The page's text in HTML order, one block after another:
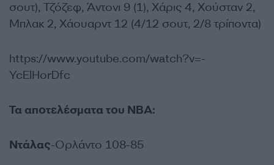
σουτ), Τζόζεφ, Άντονι 9 (1), Χάρις 4, Χούσταν 2,
Μπλακ 2, Χάουαρντ 12 (4/12 σουτ, 2/8 τρίποντα)
https://www.youtube.com/watch?v=-
YcElHorDfc
Τα αποτελέσματα του ΝΒΑ:
Ντάλας-Ορλάντο 108-85